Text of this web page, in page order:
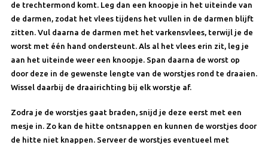
de trechtermond komt. Leg dan een knoopje in het uiteinde van
de darmen, zodat het vlees tijdens het vullen in de darmen blijft
zitten. Vul daarna de darmen met het varkensvlees, terwijl je de
worst met één hand onder­steunt. Als al het vlees erin zit, leg je
aan het uiteinde weer een knoopje. Span daarna de worst op
door deze in de gewenste lengte van de worstjes rond te draaien.
Wissel daarbij de draairichting bij elk worstje af.
Zodra je de worstjes gaat braden, snijd je deze eerst met een
mesje in. Zo kan de hitte ontsnappen en kunnen de worstjes door
de hitte niet knappen. Serveer de worstjes eventueel met